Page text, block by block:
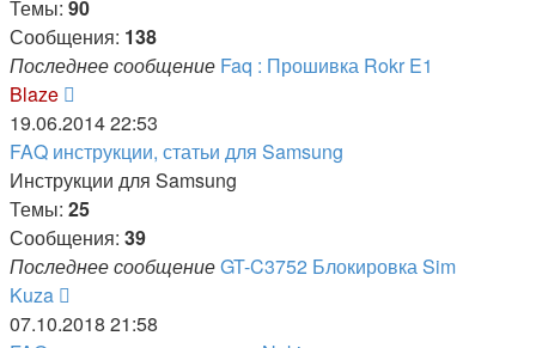
Темы: 90
Сообщения: 138
Последнее сообщение Faq : Прошивка Rokr E1
Blaze
к
последнему
сообщению
19.06.2014 22:53
FAQ инструкции, статьи для Samsung
Инструкции для Samsung
Темы: 25
Сообщения: 39
Последнее сообщениеGT-C3752 Блокировка Sim
Kuza
к
07.10.2018 21:58